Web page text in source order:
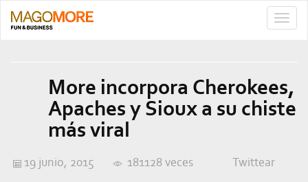
More incorpora Cherokees,
Apaches y Sioux a su chiste
más viral
19 junio, 2015 181128 veces Twittear